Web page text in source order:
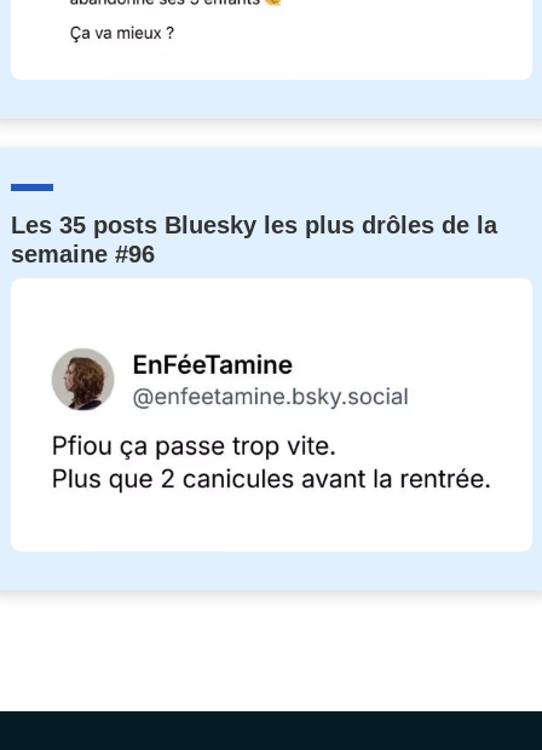
Les 35 posts Bluesky les plus drôles de la
semaine #96